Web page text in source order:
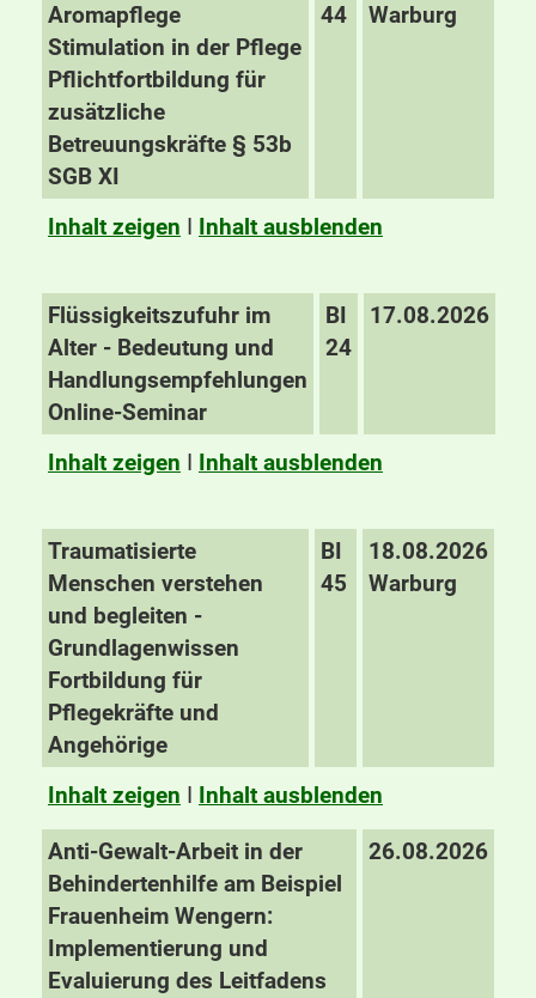
Aromapflege
Stimulation in der Pflege
Pflichtfortbildung für
zusätzliche
Betreuungskräfte § 53b
SGB XI
44
Warburg
Inhalt zeigen I Inhalt ausblenden
Flüssigkeitszufuhr im
Alter - Bedeutung und
Handlungsempfehlungen
Online-Seminar
BI
24
17.08.2026
Inhalt zeigen I Inhalt ausblenden
Traumatisierte
Menschen verstehen
und begleiten -
Grundlagenwissen
Fortbildung für
Pflegekräfte und
Angehörige
BI
45
18.08.2026
Warburg
Inhalt zeigen I Inhalt ausblenden
Anti-Gewalt-Arbeit in der
Behindertenhilfe am Beispiel
Frauenheim Wengern:
Implementierung und
Evaluierung des Leitfadens
26.08.2026